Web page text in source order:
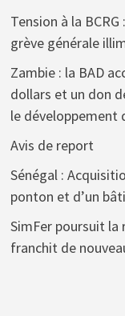
Tension à la
grève générale
Zambie : la BAD
dollars et un don
le développement
Avis de report
Sénégal :
ponton et d’un
SimFer poursuit
franchit de